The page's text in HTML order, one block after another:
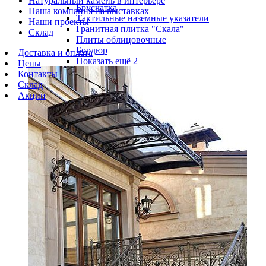
Брусчатка
Тактильные наземные указатели
Гранитная плитка "Скала"
Плиты облицовочные
Бордюр
Показать ещё 2
Наша компания на выставках
Наши проекты
Склад
Доставка и оплата
Цены
Контакты
Склад
Акции